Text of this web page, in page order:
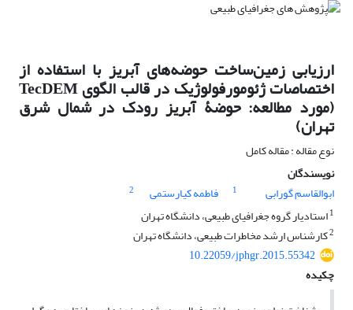
ارزیابی زمین‌ساخت حوضه‌های آبریز با استفاده از
اختصاصات ژئومورفولوژیک در قالب الگوی TecDEM
(مورد مطالعه: حوضۀ آبریز رودک در شمال شرق
تهران)
نوع مقاله : مقاله کامل
نویسندگان
ابوالقاسم گورابی
1 فاطمه کیارستمی
2
1استادیار گروه جغرافیای طبیعی، دانشگاه تهران
2کارشناس ارشد مخاطرات طبیعی، دانشگاه تهران
10.22059/jphgr.2015.55342
چکیده